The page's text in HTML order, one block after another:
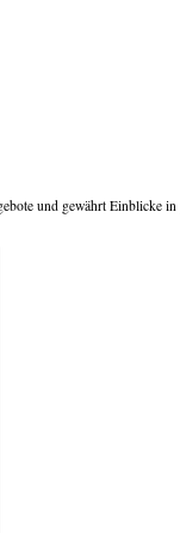
und gewährt Einblicke